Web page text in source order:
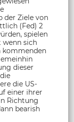
der Ziele von
(Fed) 2
spielen
wenn sich
kommenden
dieser
die US-
einer ihrer
Richtung
bearish